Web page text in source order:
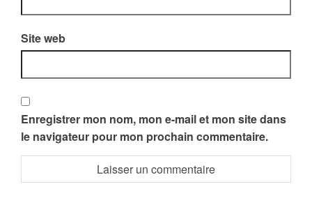
Site web
Enregistrer mon nom, mon e-mail et mon site dans
le navigateur pour mon prochain commentaire.